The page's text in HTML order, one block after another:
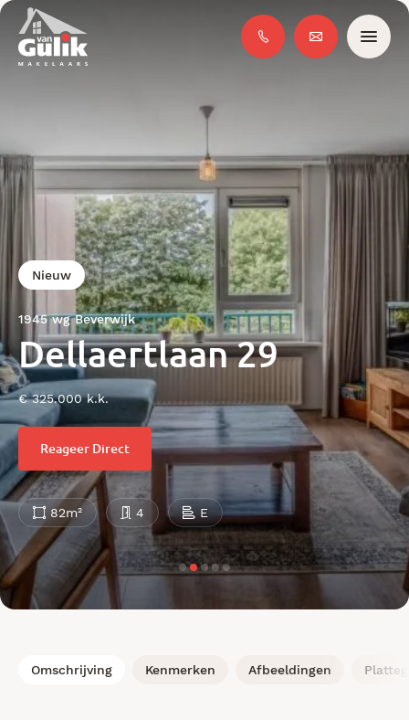
Nieuw
1945 wg Beverwijk
Dellaertlaan 29
€ 325.000 k.k.
Reageer Direct
82m² 4 E
Omschrijving Kenmerken Afbeeldingen